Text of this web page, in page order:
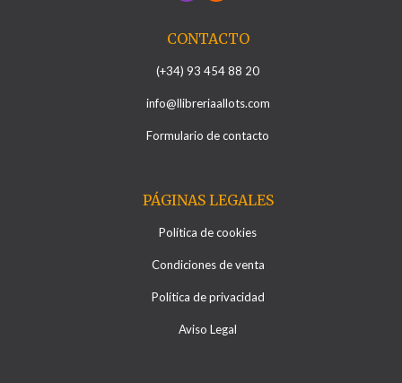
CONTACTO
(+34) 93 454 88 20
info@llibreriaallots.com
Formulario de contacto
PÁGINAS LEGALES
Política de cookies
Condiciones de venta
Política de privacidad
Aviso Legal